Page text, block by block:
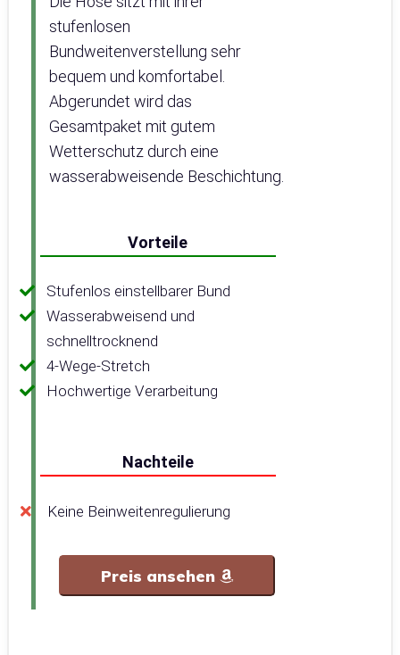
stufenlosen
Bundweitenverstellung sehr
bequem und komfortabel.
Abgerundet wird das
Gesamtpaket mit gutem
Wetterschutz durch eine
wasserabweisende Beschichtung.
Vorteile
Stufenlos einstellbarer Bund
Wasserabweisend und
schnelltrocknend
4-Wege-Stretch
Hochwertige Verarbeitung
Nachteile
Keine Beinweitenregulierung
Preis ansehen